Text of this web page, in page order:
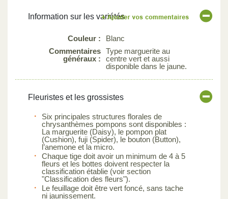
Information sur les variétés
Couleur :
Blanc
Commentaires
généraux :
Type marguerite au
centre vert et aussi
disponible dans le jaune.
Fleuristes et les grossistes
Six principales structures florales de
chrysanthèmes pompons sont disponibles :
La marguerite (Daisy), le pompon plat
(Cushion), fuji (Spider), le bouton (Button),
l’anemone et la micro.
Chaque tige doit avoir un minimum de 4 à 5
fleurs et les bottes doivent respecter la
classification établie (voir section
"Classification des fleurs").
Le feuillage doit être vert foncé, sans tache
ni jaunissement.